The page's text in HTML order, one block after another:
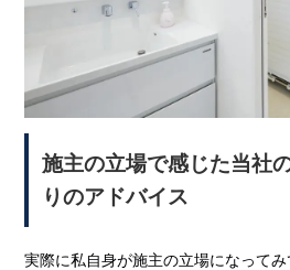
施主の立場で感じた当社
りのアドバイス
実際に私自身が施主の立場になって